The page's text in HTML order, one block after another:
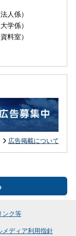
係）
係）
室）
広告掲載について
ンク等
メディア利用指針